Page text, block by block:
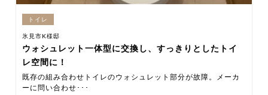
トイレ
氷見市K様邸
ウォシュレット一体型に交換し、すっきりとしたトイ
レ空間に！
既存の組み合わせトイレのウォシュレット部分が故障。メーカ
ーに問い合わせ･･･